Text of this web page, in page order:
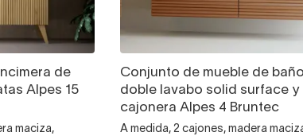
de
Alpes 15
maciza,
Conjunto de mueble de
doble lavabo solid surface y
cajonera Alpes 4 Bruntec
A medida, 2 cajones, madera